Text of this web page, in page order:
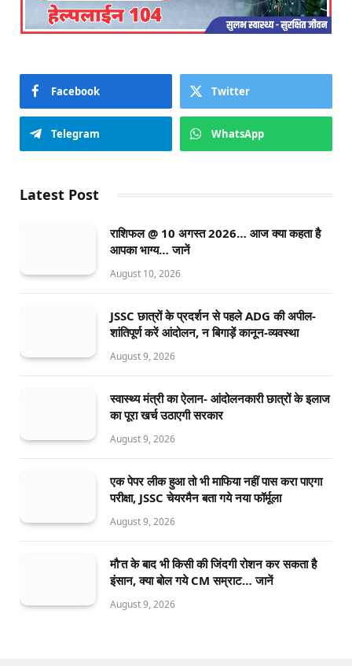
Facebook Twitter
Telegram WhatsApp
Latest Post
राशिफल @ 10 अगस्त 2026… आज क्या कहता है
आपका भाग्य… जानें
August 10, 2026
JSSC छात्रों के प्रदर्शन से पहले ADG की अपील-
शांतिपूर्ण करें आंदोलन, न बिगाड़ें कानून-व्यवस्था
August 9, 2026
स्वास्थ्य मंत्री का ऐलान- आंदोलनकारी छात्रों के इलाज
का पूरा खर्च उठाएगी सरकार
August 9, 2026
एक पेपर लीक हुआ तो भी माफिया नहीं पास करा पाएगा
परीक्षा, JSSC चेयरमैन बता गये नया फॉर्मूला
August 9, 2026
मौ’त के बाद भी किसी की जिंदगी रोशन कर सकता है
इंसान, क्या बोल गये CM सम्राट… जानें
August 9, 2026